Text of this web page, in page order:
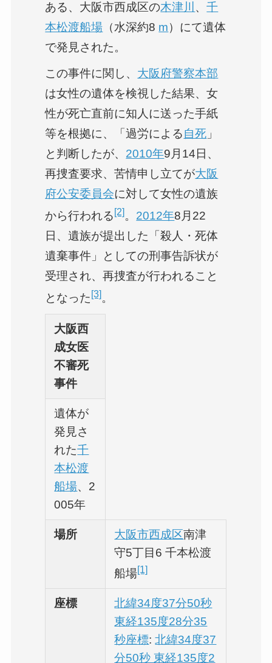
ある、大阪市西成区の木津川 、千
本松渡船場 （水深約8 m）にて遺体
で発見された。
この事件に関し、 大阪府警察本部
は女性の遺体を検視した結果、女
性が死亡直前に知人に送った手紙
等を根拠に、「過労による自死 」
と判断したが、 2010年9月14日、
再捜査要求、苦情申し立てが大阪
府公安委員会に対して女性の遺族
から行われる [2] 。 2012年8月22
日、遺族が提出した「殺人・死体
遺棄事件」としての刑事告訴状が
受理され、再捜査が行われること
となった [3] 。
大阪西
成女医
不審死
事件
遺体が
発見さ
れた千
本松渡
船場、2
005年
場所 大阪市西成区南津
守5丁目6 千本松渡
船場[1]
座標
北緯34度37分50秒
東経135度28分35
秒座標:北緯34度37
分50秒 東経135度2